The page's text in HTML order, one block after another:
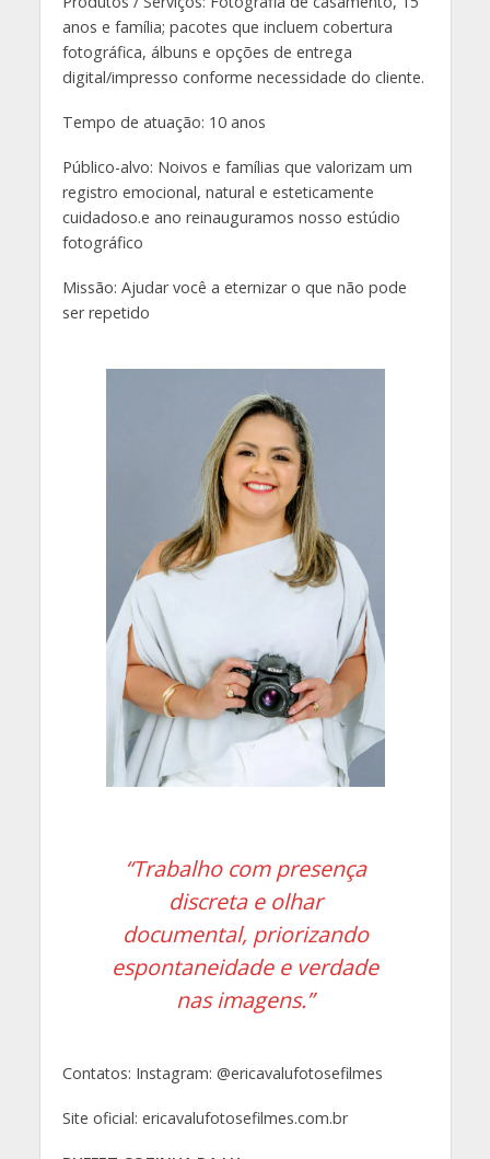
anos e família; pacotes que incluem cobertura
fotográfica, álbuns e opções de entrega
digital/impresso conforme necessidade do cliente.
Tempo de atuação: 10 anos
Público-alvo: Noivos e famílias que valorizam um
registro emocional, natural e esteticamente
cuidadoso.e ano reinauguramos nosso estúdio
fotográfico
Missão: Ajudar você a eternizar o que não pode
ser repetido
“Trabalho com presença
discreta e olhar
documental, priorizando
espontaneidade e verdade
nas imagens.”
Contatos: Instagram: @ericavalufotosefilmes
Site oficial: ericavalufotosefilmes.com.br